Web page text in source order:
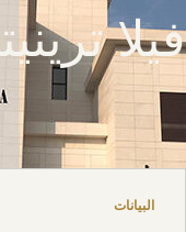
فيلا
حول المشروع
البيانات